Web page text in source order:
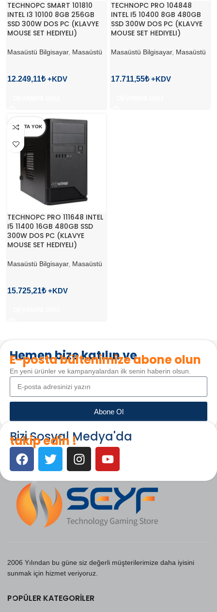
TECHNOPC SMART 101810
INTEL I3 10100 8GB 256GB
SSD 300W DOS PC (KLAVYE
MOUSE SET HEDIYELI)
Masaüstü Bilgisayar, Masaüstü
12.249,11₺
TECHNOPC PRO 104848
INTEL I5 10400 8GB 480GB
SSD 300W DOS PC (KLAVYE
MOUSE SET HEDIYELI)
Masaüstü Bilgisayar, Masaüstü
17.711,55₺
STOKTA YOK
TECHNOPC PRO 111648 INTEL
I5 11400 16GB 480GB SSD
300W DOS PC (KLAVYE
MOUSE SET HEDIYELI)
Masaüstü Bilgisayar, Masaüstü
15.725,21₺
Hemen bize katılın ve
E-posta bültenimize abone olun
En yeni ürünler ve kampanyalardan ilk senin haberin olsun.
Abone Ol
Bizi Sosyal Medya'da
takip edin !
2006 Yılından bu güne siz değerli müşterilerimize daha iyisini
sunmak için hizmet veriyoruz.
POPÜLER KATEGORILER